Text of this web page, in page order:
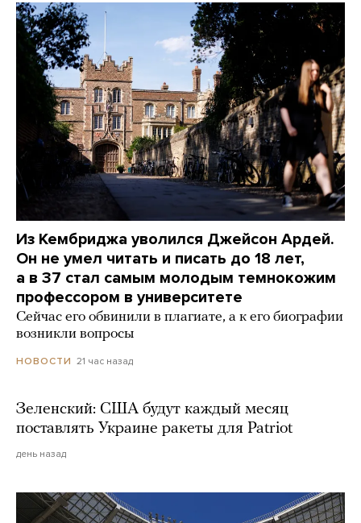
Из Кембриджа уволился Джейсон Ардей.
Он не умел читать и писать до 18 лет,
а в 37 стал самым молодым темнокожим
профессором в университете
Сейчас его обвинили в плагиате, а к его биографии
возникли вопросы
НОВОСТИ 21 час назад
Зеленский: США будут каждый месяц
поставлять Украине ракеты для Patriot
день назад